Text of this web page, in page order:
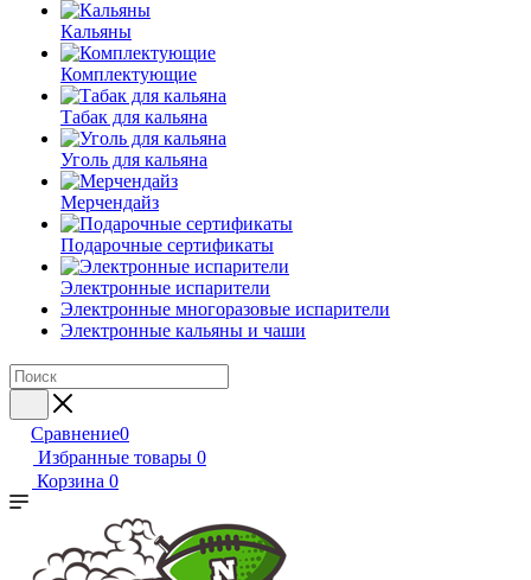
Кальяны
Комплектующие
Табак для кальяна
Уголь для кальяна
Мерчендайз
Подарочные сертификаты
Электронные испарители
Электронные многоразовые испарители
Электронные кальяны и чаши
Сравнение0
Избранные товары 0
Корзина 0